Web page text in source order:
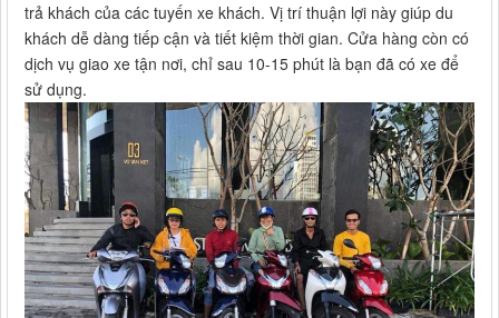
trả khách của các tuyến xe khách. Vị trí thuận lợi này giúp du
khách dễ dàng tiếp cận và tiết kiệm thời gian. Cửa hàng còn có
dịch vụ giao xe tận nơi, chỉ sau 10-15 phút là bạn đã có xe để
sử dụng.